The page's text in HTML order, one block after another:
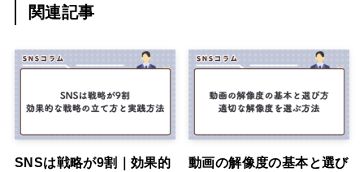
関連記事
SNSは戦略が9割｜効果的
動画の解像度の基本と選び